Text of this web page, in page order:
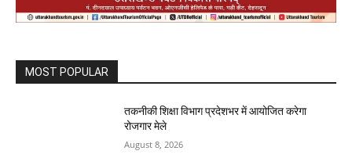
MOST POPULAR
तकनीकी शिक्षा विभाग प्रदेशभर में आयोजित करेगा
रोजगार मेले
August 8, 2026